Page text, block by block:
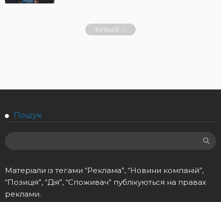
БІЛЬШЕ
Пошук
Матеріали із тегами “Реклама”, “Новини компаній”,
“Позиція”, “Дія”, “Споживач” публікуються на правах
реклами.